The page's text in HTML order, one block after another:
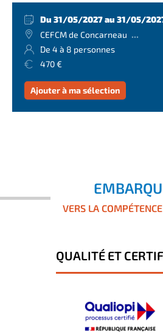
Du 31/05/2027 au 31/05/
CEFCM de Concarneau ...
De 4 à 8 personnes
470 €
Ajouter à ma sélection
VERS LA
QUALITÉ ET